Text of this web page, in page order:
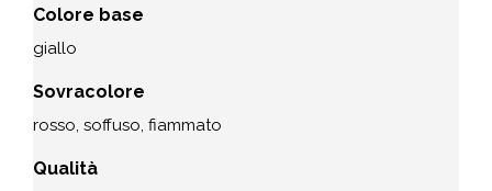
Colore base
giallo
Sovracolore
rosso, soffuso, fiammato
Qualità